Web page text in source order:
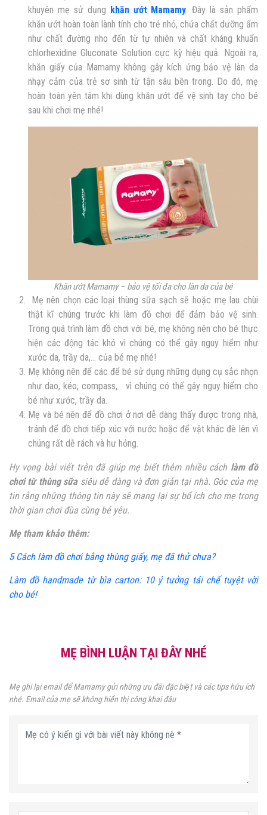
khuyên mẹ sử dụng khăn ướt Mamamy . Đây là sản phẩm
khăn ướt hoàn toàn lành tính cho trẻ nhỏ, chứa chất dưỡng ẩm
như chất đường nho đến từ tự nhiên và chất kháng khuẩn
chlorhexidine Gluconate Solution cực kỳ hiệu quả. Ngoài ra,
khăn giấy của Mamamy không gây kích ứng bảo vệ làn da
nhạy cảm của trẻ sơ sinh từ tận sâu bên trong. Do đó, mẹ
hoàn toàn yên tâm khi dùng khăn ướt để vệ sinh tay cho bé
sau khi chơi mẹ nhé!
Khăn ướt Mamamy – bảo vệ tối đa cho làn da của bé
Mẹ nên chọn các loại thùng sữa sạch sẽ hoặc mẹ lau chùi
thật kĩ chúng trước khi làm đồ chơi để đảm bảo vệ sinh.
Trong quá trình làm đồ chơi với bé, mẹ không nên cho bé thực
hiện các động tác khó vì chúng có thể gây nguy hiểm như
xước da, trầy da,… của bé mẹ nhé!
Mẹ không nên để các để bé sử dụng những dụng cụ sắc nhọn
như dao, kéo, compass,… vì chúng có thể gây nguy hiểm cho
bé như xước, trầy da.
Mẹ và bé nên để đồ chơi ở nơi dễ dàng thấy được trong nhà,
tránh để đồ chơi tiếp xúc với nước hoặc để vật khác đè lên vì
chúng rất dễ rách và hư hỏng.
Hy vọng bài viết trên đã giúp mẹ biết thêm nhiều cáchlàm đồ
chơi từ thùng sữasiêu dễ dàng và đơn giản tại nhà. Góc của mẹ
tin rằng những thông tin này sẽ mang lại sự bổ ích cho mẹ trong
thời gian chơi đùa cùng bé yêu.
Mẹ tham khảo thêm:
5 Cách làm đồ chơi bằng thùng giấy, mẹ đã thử chưa?
Làm đồ handmade từ bìa carton: 10 ý tưởng tái chế tuyệt vời
cho bé!
MẸ BÌNH LUẬN TẠI ĐÂY NHÉ
Mẹ ghi lại email để Mamamy gửi những ưu đãi đặc biệt và các tips hữu ích
nhé. Email của mẹ sẽ không hiển thị công khai đâu